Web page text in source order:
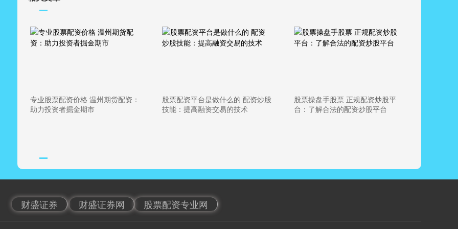
专业股票配资价格 温州期货配资：
助力投资者掘金期市
股票配资平台是做什么的 配资炒股
技能：提高融资交易的技术
股票操盘手股票 正规配资炒股平
台：了解合法的配资炒股平台
财盛证券 财盛证券网 股票配资专业网